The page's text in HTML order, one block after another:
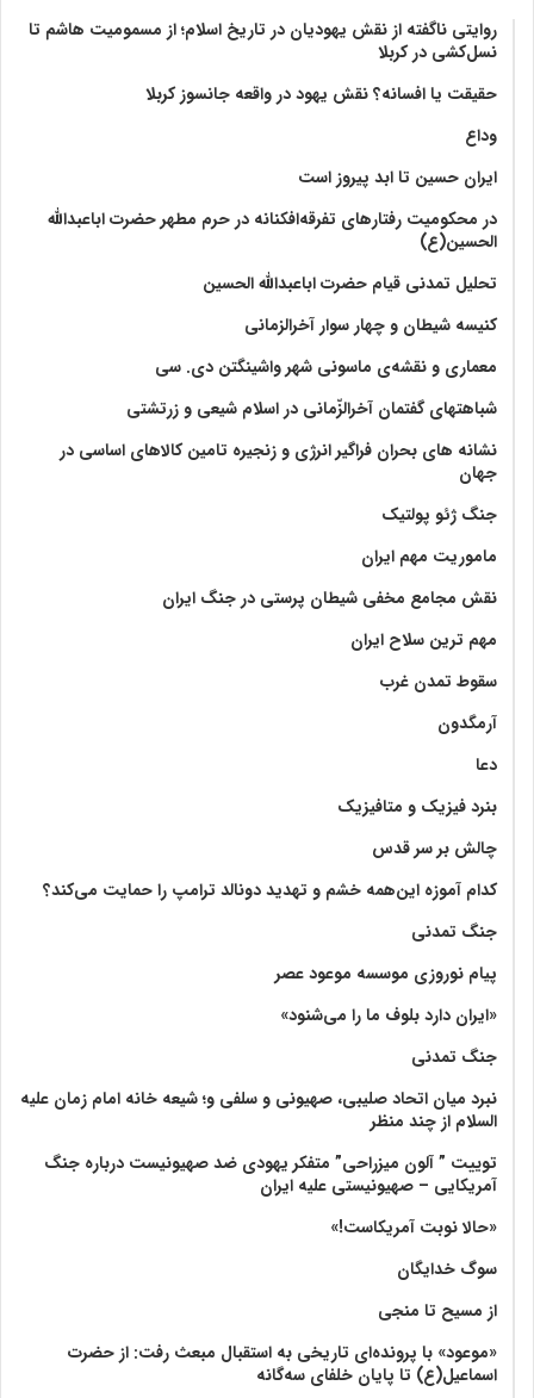
روایتی ناگفته از نقش یهودیان در تاریخ اسلام؛ از مسمومیت هاشم تا
نسل‌کشی در کربلا
حقیقت یا افسانه؟‌ نقش یهود در واقعه جانسوز کربلا
وداع
ایران حسین تا ابد پیروز است
در محکومیت رفتارهای تفرقه‌افکنانه در حرم مطهر حضرت اباعبدالله
الحسین(ع)
تحلیل تمدنی قیام حضرت اباعبدالله الحسین
کنیسه شیطان و چهار سوار آخرالزمانی
معماری و نقشه‌ی ماسونی شهر واشينگتن دی. سی
شباهتهای گفتمان آخر‌الزّمانی در اسلام شیعی و زرتشتی
نشانه های بحران فراگیر انرژی و زنجیره تامین کالاهای اساسی در
جهان
جنگ ژئو پولتیک
ماموریت مهم ایران
نقش مجامع مخفی شیطان پرستی در جنگ ایران
مهم ترین سلاح ایران
سقوط تمدن غرب
آرمگدون
دعا
بنرد فیزیک و متافیزیک
چالش بر سر قدس
کدام آموزه این‌همه خشم و تهدید دونالد ترامپ را حمایت می‌کند؟
جنگ تمدنی
پیام نوروزی موسسه موعود عصر
«ایران دارد بلوف ما را می‌شنود»
جنگ تمدنی
نبرد میان اتحاد صلیبی، صهیونی و سلفی و؛ شیعه خانه امام زمان علیه
السلام از چند منظر
توییت ” آلون میزراحی” متفکر یهودی ضد صهیونیست درباره جنگ
آمریکایی – صهیونیستی علیه ایران
«حالا نوبت آمریکاست!»
سوگ خدایگان
از مسیح تا منجی
«موعود» با پرونده‌ای تاریخی به استقبال مبعث رفت: از حضرت
اسماعیل(ع) تا پایان خلفای سه‌گانه